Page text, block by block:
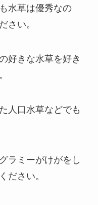
水草は優秀なの
さい。
好きな水草を好き
人口水草などでも
ラミーがけがをし
ださい。